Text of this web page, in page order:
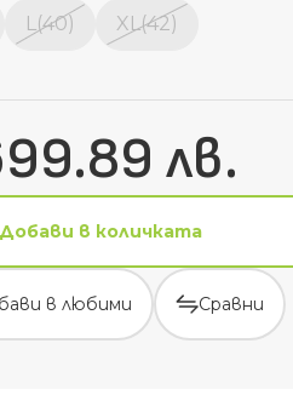
L(40) XL(42)
лв.
Добави в количката
в любими Сравни